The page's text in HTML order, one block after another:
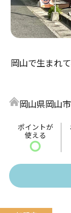
岡山で生まれ
と
味噌返しは「
ドし魚醤
塩返しは「備
帆立、あさ
岡山県岡山
ポイントが
使える
〇